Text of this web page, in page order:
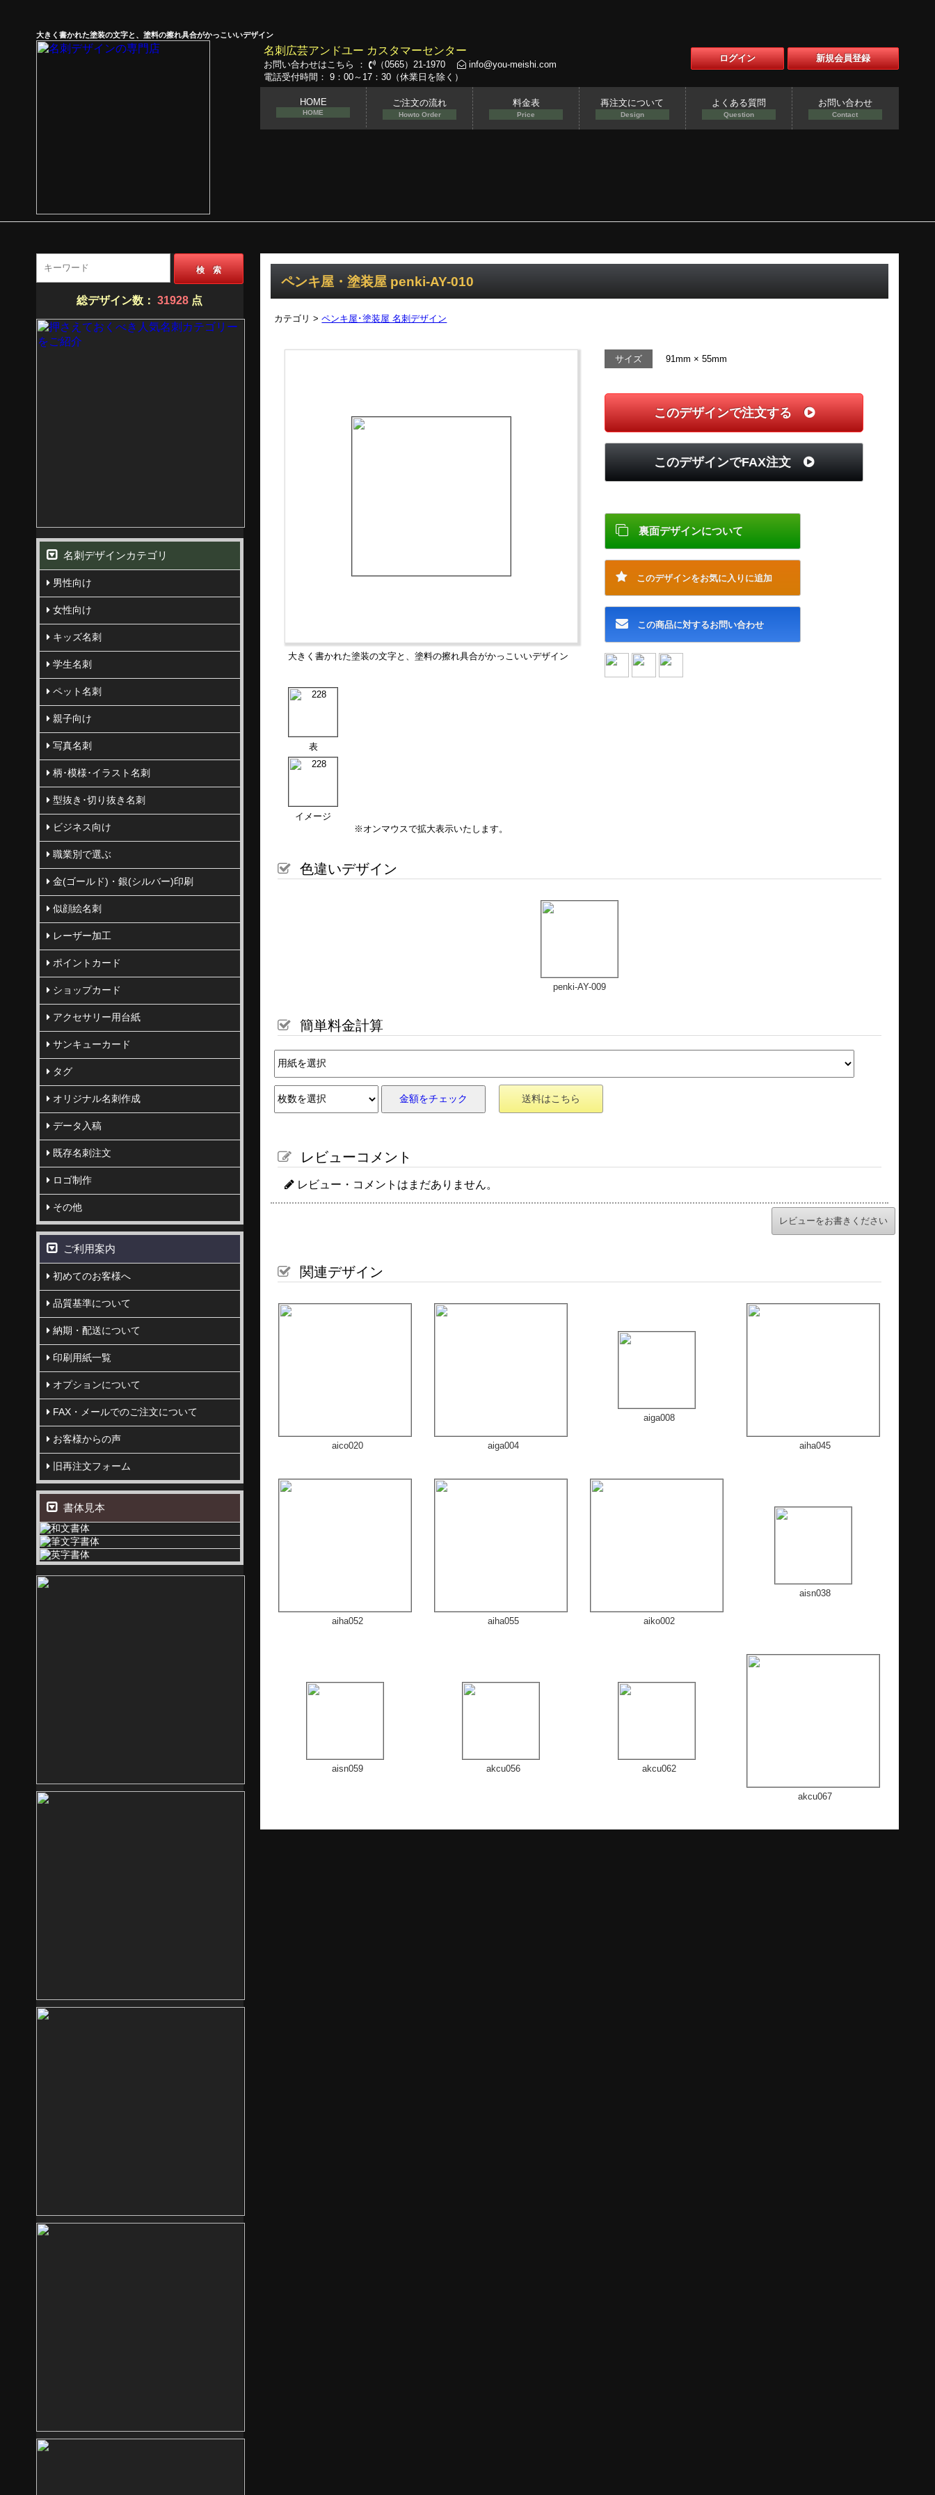
大きく書かれた塗装の文字と、塗料の擦れ具合がかっこいいデザイン
名刺広芸アンドユー カスタマーセンター
お問い合わせはこちら ： （0565）21-1970
info@you-meishi.com
電話受付時間： 9：00～17：30（休業日を除く）
新規会員登録
ログイン
HOME
HOME
ご注文の流れ
Howto Order
料金表
Price
再注文について
Design
よくある質問
Question
お問い合わせ
Contact
ペンキ屋・塗装屋 penki-AY-010
カテゴリ >ペンキ屋･塗装屋 名刺デザイン
大きく書かれた塗装の文字と、塗料の擦れ具合がかっこいいデザイン
表
イメージ
※オンマウスで拡大表示いたします。
サイズ 91mm × 55mm
このデザインで注文する
このデザインでFAX注文
裏面デザインについて
このデザインをお気に入りに追加
この商品に対するお問い合わせ
色違いデザイン
penki-AY-009
簡単料金計算
金額をチェック 送料はこちら
レビューコメント
レビュー・コメントはまだありません。
レビューをお書きください
関連デザイン
aico020 aiga004
aiga008
aiha045
aiha052 aiha055 aiko002
aisn038
aisn059 akcu056 akcu062
akcu067
検 索
総デザイン数：31928 点
名刺デザインカテゴリ
男性向け
女性向け
キッズ名刺
学生名刺
ペット名刺
親子向け
写真名刺
柄･模様･イラスト名刺
型抜き･切り抜き名刺
ビジネス向け
職業別で選ぶ
金(ゴールド)・銀(シルバー)印刷
似顔絵名刺
レーザー加工
ポイントカード
ショップカード
アクセサリー用台紙
サンキューカード
タグ
オリジナル名刺作成
データ入稿
既存名刺注文
ロゴ制作
その他
ご利用案内
初めてのお客様へ
品質基準について
納期・配送について
印刷用紙一覧
オプションについて
FAX・メールでのご注文について
お客様からの声
旧再注文フォーム
書体見本